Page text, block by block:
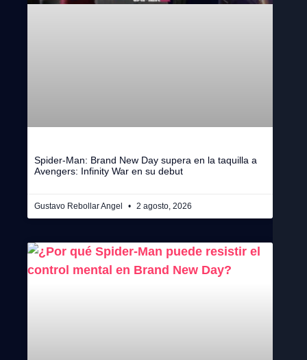
Spider-Man: Brand New Day supera en la taquilla a
Avengers: Infinity War en su debut
Gustavo Rebollar Angel 2 agosto, 2026